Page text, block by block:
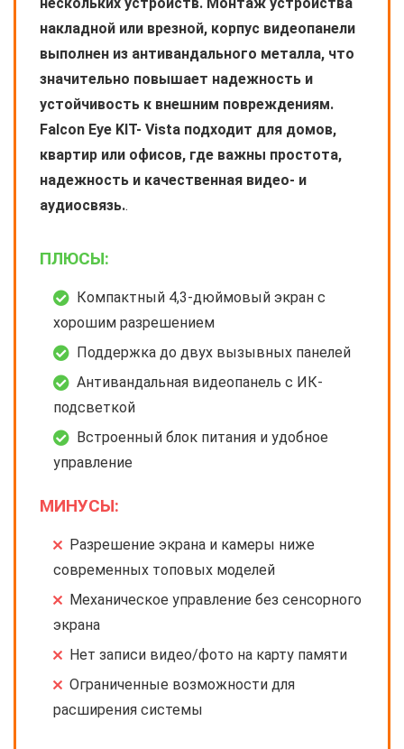
накладной или врезной, корпус видеопанели
выполнен из антивандального металла, что
значительно повышает надежность и
устойчивость к внешним повреждениям.
Falcon Eye KIT- Vista подходит для домов,
квартир или офисов, где важны простота,
надежность и качественная видео- и
аудиосвязь..
ПЛЮСЫ:
Компактный 4,3-дюймовый экран с
хорошим разрешением
Поддержка до двух вызывных панелей
Антивандальная видеопанель с ИК-
подсветкой
Встроенный блок питания и удобное
управление
МИНУСЫ:
Разрешение экрана и камеры ниже
современных топовых моделей
Механическое управление без сенсорного
экрана
Нет записи видео/фото на карту памяти
Ограниченные возможности для
расширения системы